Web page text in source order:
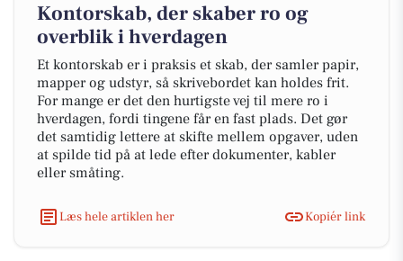
Kontorskab, der skaber ro og
overblik i hverdagen
Et kontorskab er i praksis et skab, der samler papir,
mapper og udstyr, så skrivebordet kan holdes frit.
For mange er det den hurtigste vej til mere ro i
hverdagen, fordi tingene får en fast plads. Det gør
det samtidig lettere at skifte mellem opgaver, uden
at spilde tid på at lede efter dokumenter, kabler
eller småting.
Læs hele artiklen her Kopiér link